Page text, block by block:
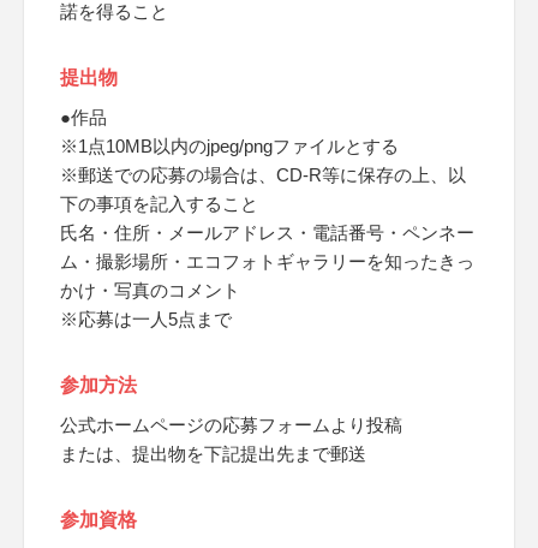
諾を得ること
提出物
●作品
※1点10MB以内のjpeg/pngファイルとする
※郵送での応募の場合は、CD-R等に保存の上、以
下の事項を記入すること
氏名・住所・メールアドレス・電話番号・ペンネー
ム・撮影場所・エコフォトギャラリーを知ったきっ
かけ・写真のコメント
※応募は一人5点まで
参加方法
公式ホームページの応募フォームより投稿
または、提出物を下記提出先まで郵送
参加資格